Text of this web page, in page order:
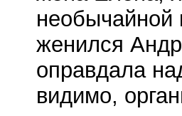
необычайной
женился
оправдала
видимо,